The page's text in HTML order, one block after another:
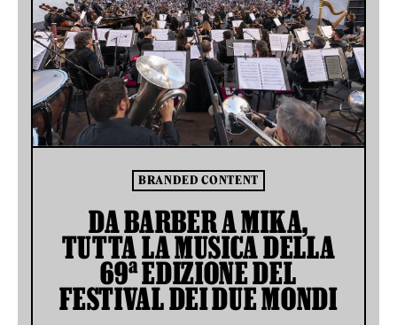
BRANDED CONTENT
DA BARBER A MIKA,
TUTTA LA MUSICA DELLA
69ª EDIZIONE DEL
FESTIVAL DEI DUE MONDI